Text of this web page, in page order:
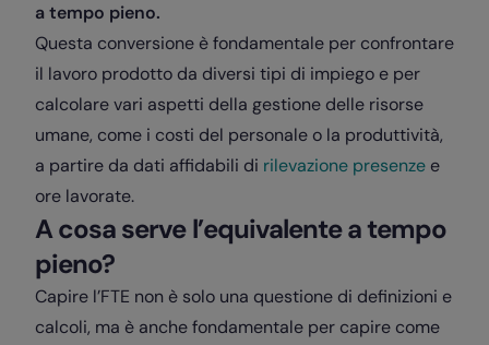
a tempo pieno.
Questa conversione è fondamentale per confrontare
il lavoro prodotto da diversi tipi di impiego e per
calcolare vari aspetti della gestione delle risorse
umane, come i costi del personale o la produttività,
a partire da dati affidabili di rilevazione presenze e
ore lavorate.
A cosa serve l’equivalente a tempo
pieno?
Capire l’FTE non è solo una questione di definizioni e
calcoli, ma è anche fondamentale per capire come